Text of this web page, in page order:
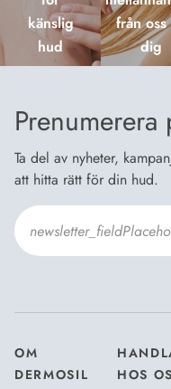
känslig
hud
från
dig
Ta del av nyheter,
att hitta rätt för din hud.
OM
DERMOSIL
HOS